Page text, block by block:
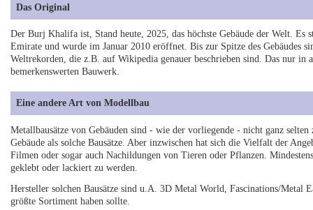
Das Original
Der Burj Khalifa ist, Stand heute, 2025, das höchste Gebäude der Welt. Es
Emirate und wurde im Januar 2010 eröffnet. Bis zur Spitze des Gebäudes
Weltrekorden, die z.B. auf Wikipedia genauer beschrieben sind. Das nur
bemerkenswerten Bauwerk.
Eine andere Art von Modellbau
Metallbausätze von Gebäuden sind - wie der vorliegende - nicht ganz
Gebäude als solche Bausätze. Aber inzwischen hat sich die Vielfalt der
Filmen oder sogar auch Nachildungen von Tieren oder Pflanzen.
geklebt oder lackiert zu werden.
Hersteller solchen Bausätze sind u.A. 3D Metal World, Fascinations/
größte Sortiment haben sollte.